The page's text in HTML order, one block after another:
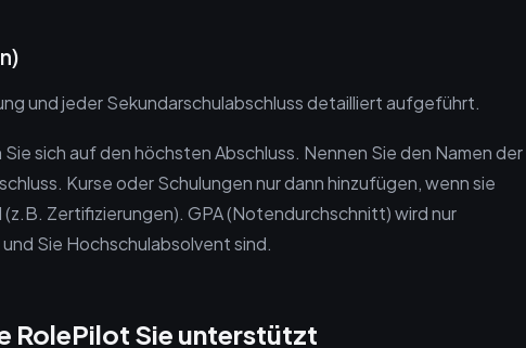
und jeder Sekundarschulabschluss detailliert aufgeführt.
sich auf den höchsten Abschluss. Nennen Sie den Namen der
Kurse oder Schulungen nur dann hinzufügen, wenn sie
Zertifizierungen). GPA (Notendurchschnitt) wird nur
Sie Hochschulabsolvent sind.
RolePilot Sie unterstützt